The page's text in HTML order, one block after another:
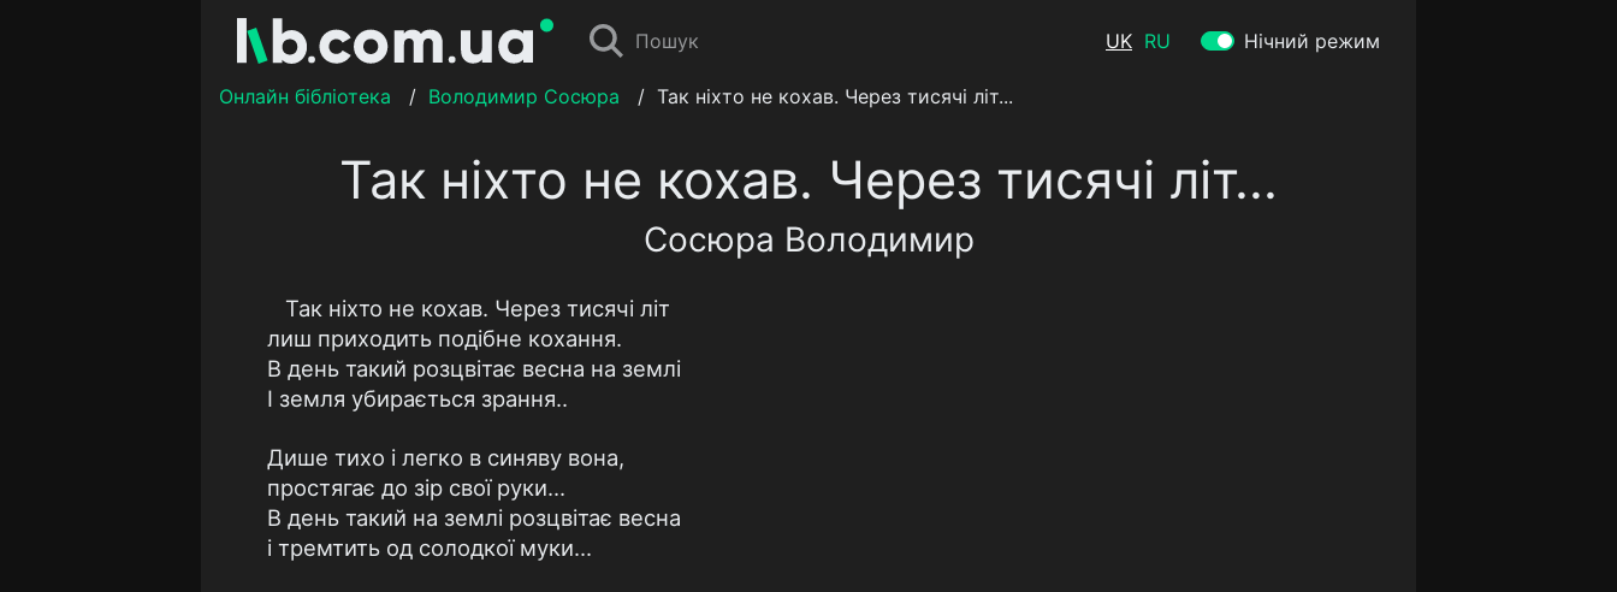
Пошук UK RU Нічний режим
Онлайн бібліотека / Володимир Сосюра / Так ніхто не кохав. Через тисячі літ...
Так ніхто не кохав. Через тисячі літ...
Сосюра Володимир
Так ніхто не кохав. Через тисячі літ
лиш приходить подібне кохання.
В день такий розцвітає весна на землі
І земля убирається зрання..
Дише тихо і легко в синяву вона,
простягає до зір свої руки...
В день такий на землі розцвітає весна
і тремтить од солодкої муки...